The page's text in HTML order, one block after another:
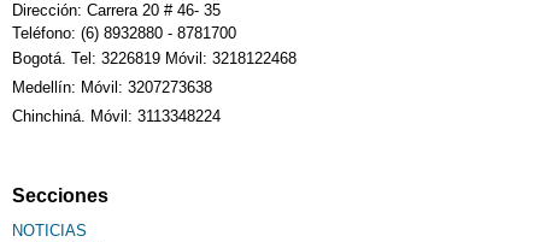
Dirección: Carrera 20 # 46- 35
Teléfono: (6) 8932880 - 8781700
Bogotá. Tel: 3226819 Móvil: 3218122468
Medellín: Móvil: 3207273638
Chinchiná. Móvil: 3113348224
Secciones
NOTICIAS